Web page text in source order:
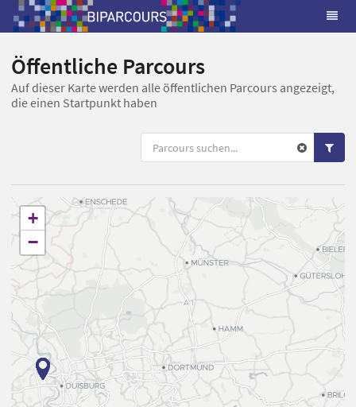
Öffentliche Parcours
Auf dieser Karte werden alle öffentlichen Parcours angezeigt,
die einen Startpunkt haben
+
−